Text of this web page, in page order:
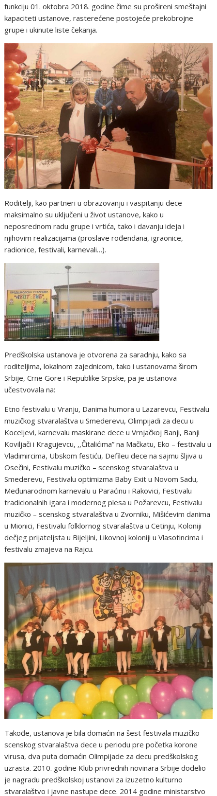
funkciju 01. oktobra 2018. godine čime su prošireni smeštajni
kapaciteti ustanove, rasterećene postojeće prekobrojne
grupe i ukinute liste čekanja.
Roditelji, kao partneri u obrazovanju i vaspitanju dece
maksimalno su uključeni u život ustanove, kako u
neposrednom radu grupe i vrtića, tako i davanju ideja i
njihovim realizacijama (proslave rođendana, igraonice,
radionice, festivali, karnevali…).
Predškolska ustanova je otvorena za saradnju, kako sa
roditeljima, lokalnom zajednicom, tako i ustanovama širom
Srbije, Crne Gore i Republike Srpske, pa je ustanova
učestvovala na:
Etno festivalu u Vranju, Danima humora u Lazarevcu, Festivalu
muzičkog stvaralaštva u Smederevu, Olimpijadi za decu u
Koceljevi, karnevalu maskirane dece u Vrnjačkoj Banji, Banji
Koviljači i Kragujevcu, ,,Čitalićima” na Mačkatu, Eko – festivalu u
Vladimircima, Ubskom festiću, Defileu dece na sajmu šljiva u
Osečini, Festivalu muzičko – scenskog stvaralaštva u
Smederevu, Festivalu optimizma Baby Exit u Novom Sadu,
Međunarodnom karnevalu u Paraćinu i Rakovici, Festivalu
tradicionalnih igara i modernog plesa u Požarevcu, Festivalu
muzičko – scenskog stvaralaštva u Zvorniku, Mišićevim danima
u Mionici, Festivalu folklornog stvaralaštva u Cetinju, Koloniji
dečjeg prijateljsta u Bijeljini, Likovnoj koloniji u Vlasotincima i
festivalu zmajeva na Rajcu.
Takođe, ustanova je bila domaćin na šest festivala muzičko
scenskog stvaralaštva dece u periodu pre početka korone
virusa, dva puta domaćin Olimpijade za decu predškolskog
uzrasta. 2010. godine Klub privrednih novinara Srbije dodelio
je nagradu predškolskoj ustanovi za izuzetno kulturno
stvaralaštvo i javne nastupe dece. 2014 godine ministarstvo